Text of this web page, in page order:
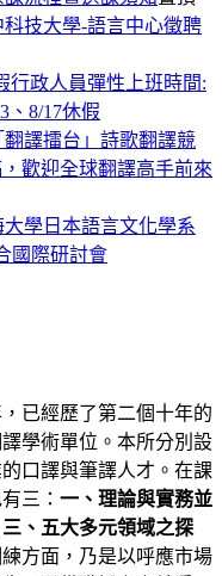
科技大學-語言中心徵聘
行政人員彈性上班時間:
、8/17休假
翻譯擂台」詩歌翻譯競
歡迎全球翻譯高手前來
大學日本語言文化學系
國際研討會
已經歷了第二個十年的
學術單位。本所分別設
口譯與筆譯人才。在課
三： 一、理論與實務並
、五大多元領域之探
方面，乃是以呼應市場